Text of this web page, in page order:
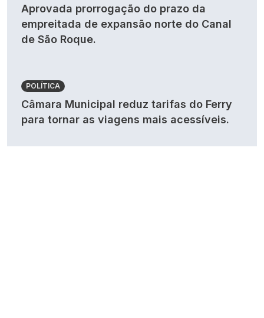
Aprovada prorrogação do prazo da
empreitada de expansão norte do Canal
de São Roque.
POLÍTICA
Câmara Municipal reduz tarifas do Ferry
para tornar as viagens mais acessíveis.